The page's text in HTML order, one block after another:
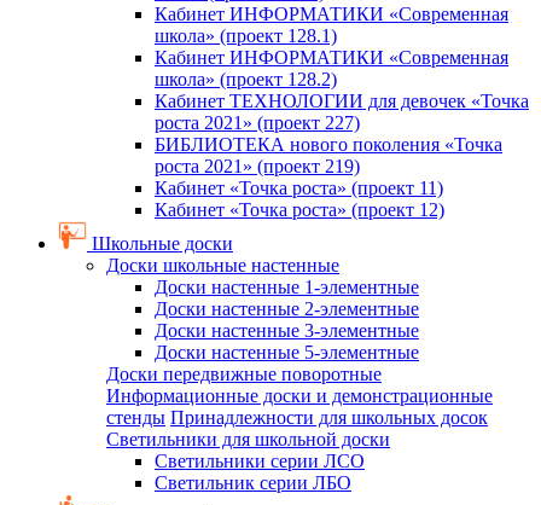
Кабинет ИНФОРМАТИКИ «Современная
школа» (проект 128.1)
Кабинет ИНФОРМАТИКИ «Современная
школа» (проект 128.2)
Кабинет ТЕХНОЛОГИИ для девочек «Точка
роста 2021» (проект 227)
БИБЛИОТЕКА нового поколения «Точка
роста 2021» (проект 219)
Кабинет «Точка роста» (проект 11)
Кабинет «Точка роста» (проект 12)
Школьные доски
Доски школьные настенные
Доски настенные 1-элементные
Доски настенные 2-элементные
Доски настенные 3-элементные
Доски настенные 5-элементные
Доски передвижные поворотные
Информационные доски и демонстрационные
стенды Принадлежности для школьных досок
Светильники для школьной доски
Светильники серии ЛСО
Светильник серии ЛБО